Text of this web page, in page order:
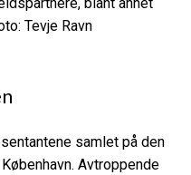
blant annet
Tevje Ravn
samlet på den
Avtroppende